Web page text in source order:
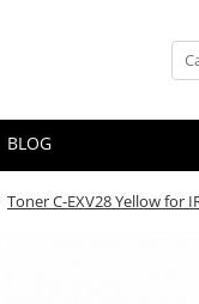
BLOG
Toner C-EXV28 Yellow for